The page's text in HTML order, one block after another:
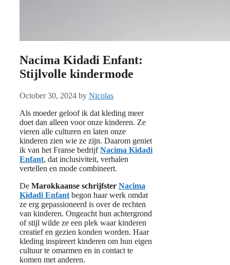
Nacima Kidadi Enfant:
Stijlvolle kindermode
October 30, 2024 by Nicolas
Als moeder geloof ik dat kleding meer
doet dan alleen voor onze kinderen. Ze
vieren alle culturen en laten onze
kinderen zien wie ze zijn. Daarom geniet
ik van het Franse bedrijfNacima Kidadi
Enfant, dat inclusiviteit, verhalen
vertellen en mode combineert.
De Marokkaanse schrijfster Nacima
Kidadi Enfant begon haar werk omdat
ze erg gepassioneerd is over de rechten
van kinderen. Ongeacht hun achtergrond
of stijl wilde ze een plek waar kinderen
creatief en gezien konden worden. Haar
kleding inspireert kinderen om hun eigen
cultuur te omarmen en in contact te
komen met anderen.